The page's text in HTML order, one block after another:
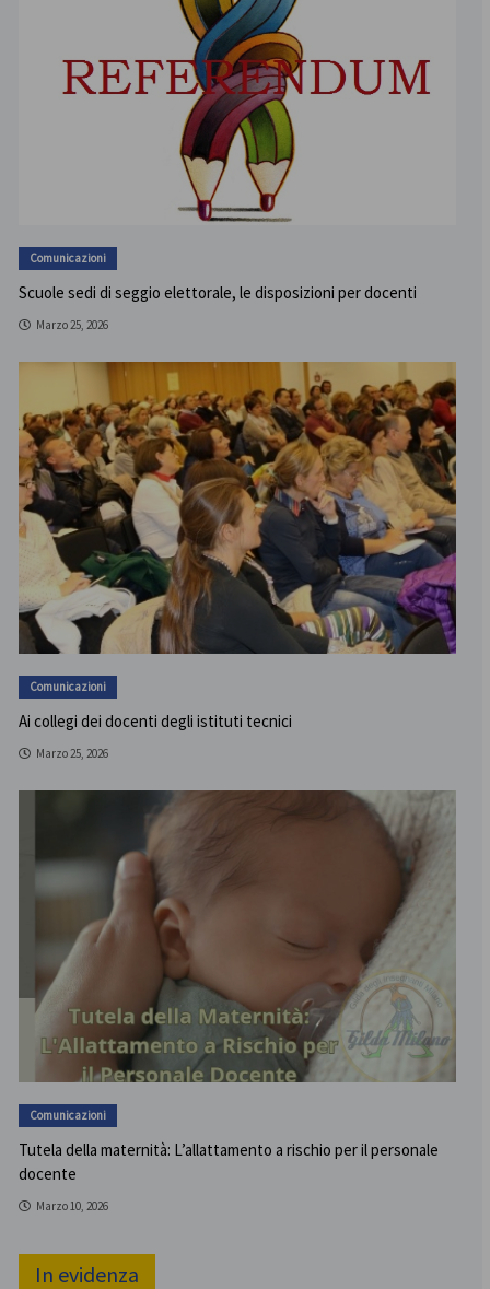
Comunicazioni
Scuole sedi di seggio elettorale, le disposizioni per docenti
Marzo 25, 2026
Comunicazioni
Ai collegi dei docenti degli istituti tecnici
Marzo 25, 2026
Comunicazioni
Tutela della maternità: L’allattamento a rischio per il personale
docente
Marzo 10, 2026
In evidenza